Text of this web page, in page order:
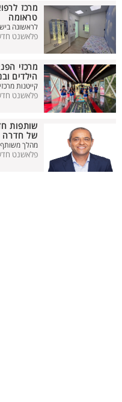
מרכז
טראומה
לראשונה
פלאשנט
מרכזי
הילדים
קייטנות
פלאשנט
שותפות
של חדרה
מהלך משותף
פלאשנט